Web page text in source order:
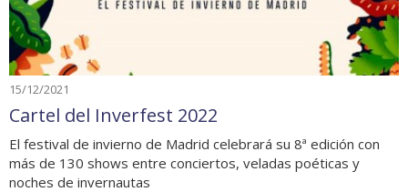
15/12/2021
Cartel del Inverfest 2022
El festival de invierno de Madrid celebrará su 8ª edición con
más de 130 shows entre conciertos, veladas poéticas y
noches de invernautas